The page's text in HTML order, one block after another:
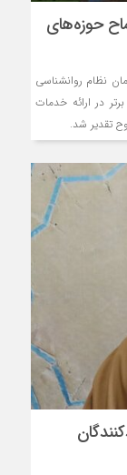
حوزه‌های
نظام روانشناسی
در ارائه خدمات
تقدیر شد.